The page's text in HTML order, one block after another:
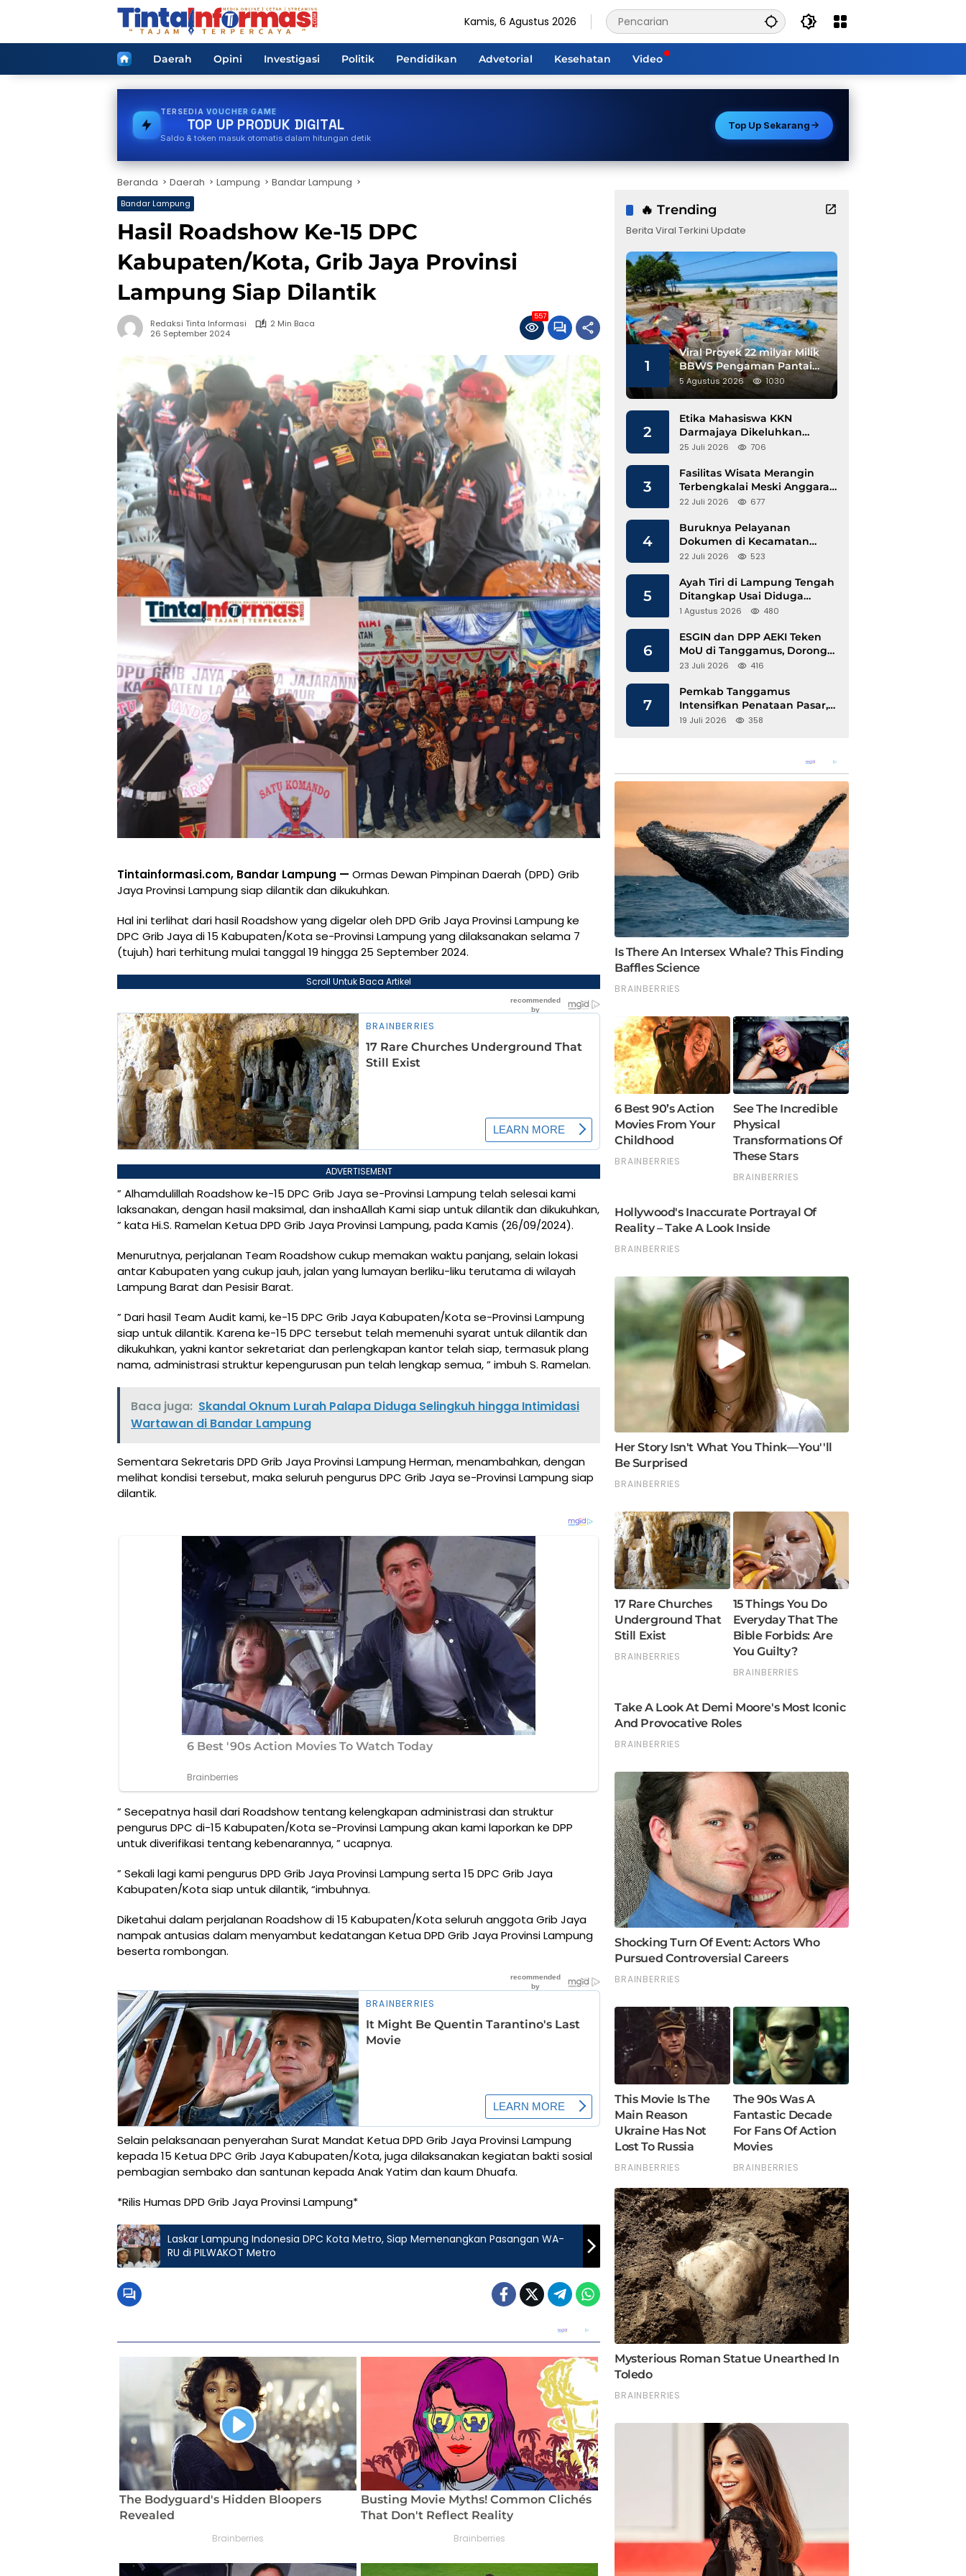
Kamis, 6 Agustus 2026
HomeDaerah Opini Investigasi Politik Pendidikan Advetorial Kesehatan Video
TERSEDIA STREAMING
TOP UP PRODUK DIGITAL
Saldo & token masuk otomatis dalam hitungan detik
Top Up Sekarang
Beranda Daerah Lampung Bandar Lampung
Bandar Lampung
Hasil Roadshow Ke-15 DPC
Kabupaten/Kota, Grib Jaya Provinsi
Lampung Siap Dilantik
Redaksi Tinta Informasi
2 Min Baca
26 September 2024
557
Tintainformasi.com, Bandar Lampung — Ormas Dewan Pimpinan Daerah (DPD) Grib
Jaya Provinsi Lampung siap dilantik dan dikukuhkan.
Hal ini terlihat dari hasil Roadshow yang digelar oleh DPD Grib Jaya Provinsi Lampung ke
DPC Grib Jaya di 15 Kabupaten/Kota se-Provinsi Lampung yang dilaksanakan selama 7
(tujuh) hari terhitung mulai tanggal 19 hingga 25 September 2024.
Scroll Untuk Baca Artikel
ADVERTISEMENT
” Alhamdulillah Roadshow ke-15 DPC Grib Jaya se-Provinsi Lampung telah selesai kami
laksanakan, dengan hasil maksimal, dan inshaAllah Kami siap untuk dilantik dan dikukuhkan,
” kata Hi.S. Ramelan Ketua DPD Grib Jaya Provinsi Lampung, pada Kamis (26/09/2024).
Menurutnya, perjalanan Team Roadshow cukup memakan waktu panjang, selain lokasi
antar Kabupaten yang cukup jauh, jalan yang lumayan berliku-liku terutama di wilayah
Lampung Barat dan Pesisir Barat.
” Dari hasil Team Audit kami, ke-15 DPC Grib Jaya Kabupaten/Kota se-Provinsi Lampung
siap untuk dilantik. Karena ke-15 DPC tersebut telah memenuhi syarat untuk dilantik dan
dikukuhkan, yakni kantor sekretariat dan perlengkapan kantor telah siap, termasuk plang
nama, administrasi struktur kepengurusan pun telah lengkap semua, ” imbuh S. Ramelan.
Baca juga: Skandal Oknum Lurah Palapa Diduga Selingkuh hingga Intimidasi
Wartawan di Bandar Lampung
Sementara Sekretaris DPD Grib Jaya Provinsi Lampung Herman, menambahkan, dengan
melihat kondisi tersebut, maka seluruh pengurus DPC Grib Jaya se-Provinsi Lampung siap
dilantik.
” Secepatnya hasil dari Roadshow tentang kelengkapan administrasi dan struktur
pengurus DPC di-15 Kabupaten/Kota se-Provinsi Lampung akan kami laporkan ke DPP
untuk diverifikasi tentang kebenarannya, ” ucapnya.
” Sekali lagi kami pengurus DPD Grib Jaya Provinsi Lampung serta 15 DPC Grib Jaya
Kabupaten/Kota siap untuk dilantik, “imbuhnya.
Diketahui dalam perjalanan Roadshow di 15 Kabupaten/Kota seluruh anggota Grib Jaya
nampak antusias dalam menyambut kedatangan Ketua DPD Grib Jaya Provinsi Lampung
beserta rombongan.
Selain pelaksanaan penyerahan Surat Mandat Ketua DPD Grib Jaya Provinsi Lampung
kepada 15 Ketua DPC Grib Jaya Kabupaten/Kota, juga dilaksanakan kegiatan bakti sosial
pembagian sembako dan santunan kepada Anak Yatim dan kaum Dhuafa.
*Rilis Humas DPD Grib Jaya Provinsi Lampung*
Laskar Lampung Indonesia DPC Kota Metro, Siap Memenangkan Pasangan WA-
RU di PILWAKOT Metro
🔥 Trending
Berita Viral Terkini Update
1
Viral Proyek 22 milyar Milik
BBWS Pengaman Pantai
Pesisir Barat Diduga
Gunakan Besi Banci
5 Agustus 2026 1030
2
Etika Mahasiswa KKN
Darmajaya Dikeluhkan
Kepala Pekon Sinar Jawa
25 Juli 2026 706
3
Fasilitas Wisata Merangin
Terbengkalai Meski Anggaran
Perawatan Terus Mengalir
22 Juli 2026 677
4
Buruknya Pelayanan
Dokumen di Kecamatan
Pangkalan Susu, Kinerja
22 Juli 2026 523
5
Ayah Tiri di Lampung Tengah
Ditangkap Usai Diduga
Hamili Anak di Bawah Umur
1 Agustus 2026 480
6
ESGIN dan DPP AEKI Teken
MoU di Tanggamus, Dorong
Ekonomi Hijau Berbasis Kopi
23 Juli 2026 416
7
Pemkab Tanggamus
Intensifkan Penataan Pasar,
Pedagang Diajak Tempati
19 Juli 2026 358